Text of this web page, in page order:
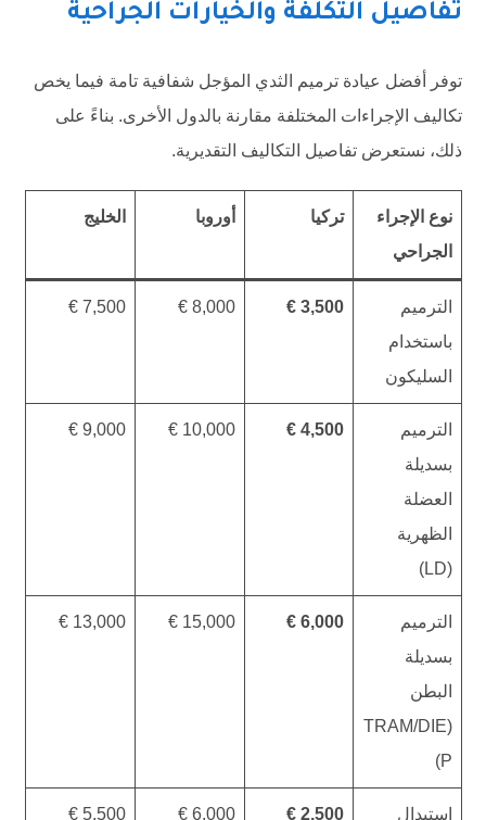
تفاصيل التكلفة والخيارات الجراحية
توفر أفضل عيادة ترميم الثدي المؤجل شفافية تامة فيما يخص
تكاليف الإجراءات المختلفة مقارنة بالدول الأخرى. بناءً على
ذلك، نستعرض تفاصيل التكاليف التقديرية.
نوع الإجراء
الجراحي
تركيا أوروبا الخليج
الترميم
باستخدام
السليكون
3,500 €
8,000 €
7,500 €
الترميم
بسديلة
العضلة
الظهرية
(LD)
4,500 €
10,000 €
9,000 €
الترميم
بسديلة
البطن
(TRAM/DIE
P)
6,000 €
15,000 €
13,000 €
استبدال 2,500 €
6,000 €
5,500 €